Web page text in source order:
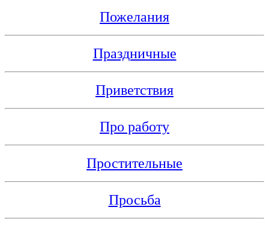
Пожелания
Праздничные
Приветствия
Про работу
Простительные
Просьба